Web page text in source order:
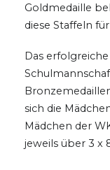
Goldmedaille
diese Staffeln
Das
sich die
Mädchen der
jeweils über 3 x